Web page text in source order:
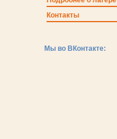
Контакты
Мы во ВКонтакте: